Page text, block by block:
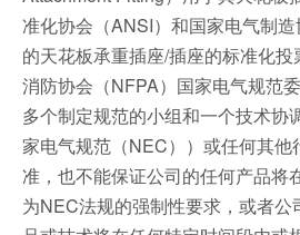
准化协会（ANSI）和国家电气制
的天花板承重插座/插座的标准化
消防协会（NFPA）国家电气规范
多个制定规范的小组和一个技术协
家电气规范（NEC））或任何其
准，也不能保证公司的任何产品将
为NEC法规的强制性要求，或者